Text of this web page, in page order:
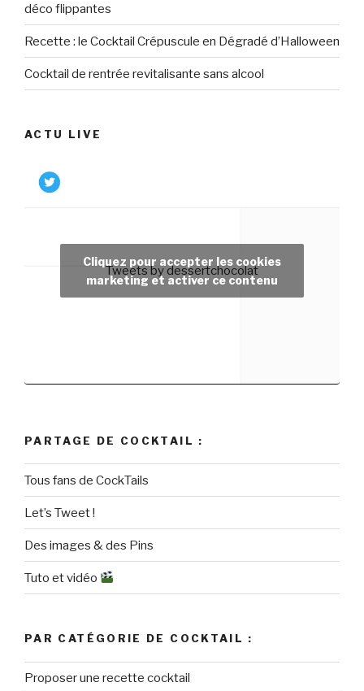
déco flippantes
Recette : le Cocktail Crépuscule en Dégradé d’Halloween
Cocktail de rentrée revitalisante sans alcool
ACTU LIVE
Tweets by dessertchocolat
Cliquez pour accepter les cookies
marketing et activer ce contenu
PARTAGE DE COCKTAIL :
Tous fans de CockTails
Let’s Tweet !
Des images & des Pins
Tuto et vidéo
PAR CATÉGORIE DE COCKTAIL :
Proposer une recette cocktail